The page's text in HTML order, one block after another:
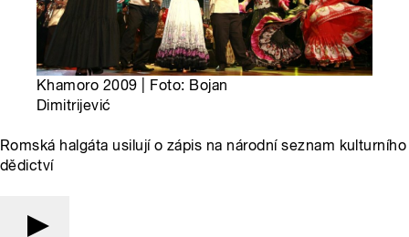
Khamoro 2009 | Foto: Bojan
Dimitrijević
Romská halgáta usilují o zápis na národní seznam kulturního
dědictví